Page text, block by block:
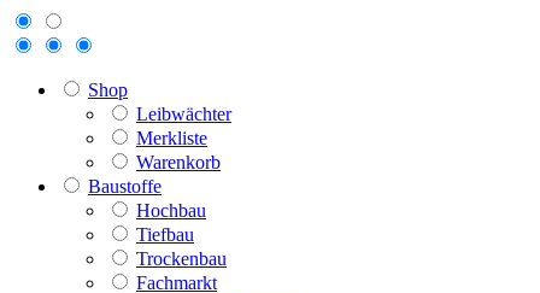
Shop
Leibwächter
Merkliste
Warenkorb
Baustoffe
Hochbau
Tiefbau
Trockenbau
Fachmarkt